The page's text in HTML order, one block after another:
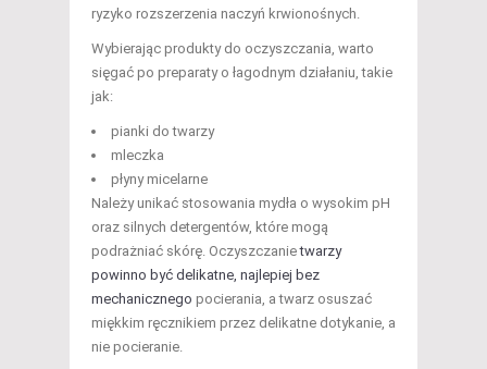
ryzyko rozszerzenia naczyń krwionośnych.
Wybierając produkty do oczyszczania, warto
sięgać po preparaty o łagodnym działaniu, takie
jak:
pianki do twarzy
mleczka
płyny micelarne
Należy unikać stosowania mydła o wysokim pH
oraz silnych detergentów, które mogą
podrażniać skórę. Oczyszczanietwarzy
powinno być delikatne, najlepiej bez
mechanicznego pocierania, a twarz osuszać
miękkim ręcznikiem przez delikatne dotykanie, a
nie pocieranie.